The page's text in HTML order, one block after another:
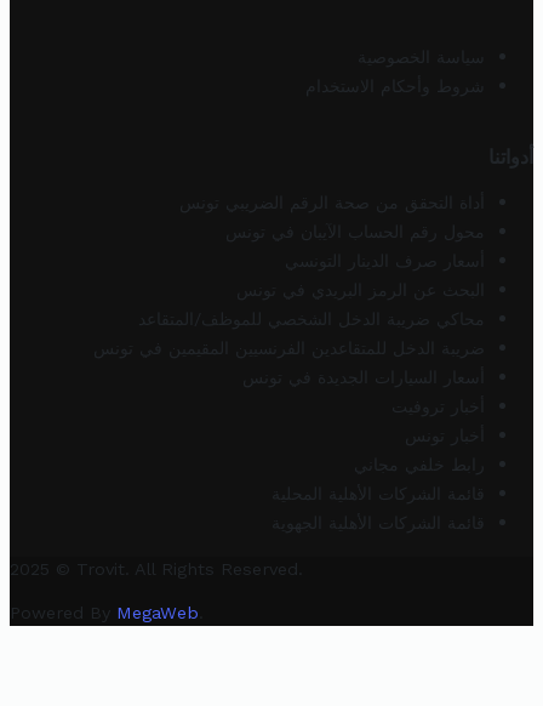
سياسة الخصوصية
شروط وأحكام الاستخدام
أدواتنا
أداة التحقق من صحة الرقم الضريبي تونس
محول رقم الحساب الآيبان في تونس
أسعار صرف الدينار التونسي
البحث عن الرمز البريدي في تونس
محاكي ضريبة الدخل الشخصي للموظف/المتقاعد
ضريبة الدخل للمتقاعدين الفرنسيين المقيمين في تونس
أسعار السيارات الجديدة في تونس
أخبار تروفيت
أخبار تونس
رابط خلفي مجاني
قائمة الشركات الأهلية المحلية
قائمة الشركات الأهلية الجهوية
2025 © Trovit. All Rights Reserved.
Powered By MegaWeb